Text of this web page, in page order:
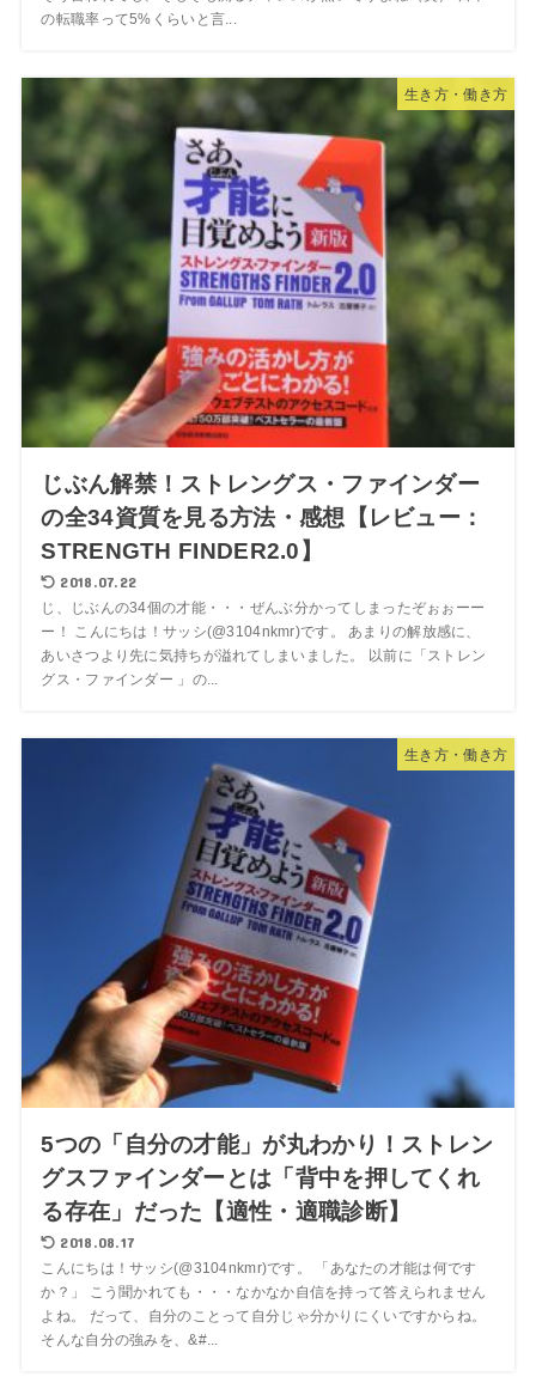
の転職率って5%くらいと言...
生き方・働き方
じぶん解禁！ストレングス・ファインダー
の全34資質を見る方法・感想【レビュー：
STRENGTH FINDER2.0】
2018.07.22
じ、じぶんの34個の才能・・・ぜんぶ分かってしまったぞぉぉーー
ー！ こんにちは！サッシ(@3104nkmr)です。 あまりの解放感に、
あいさつより先に気持ちが溢れてしまいました。 以前に「ストレン
グス・ファインダー 」の...
生き方・働き方
5つの「自分の才能」が丸わかり！ストレン
グスファインダーとは「背中を押してくれ
る存在」だった【適性・適職診断】
2018.08.17
こんにちは！サッシ(@3104nkmr)です。 「あなたの才能は何です
か？」 こう聞かれても・・・なかなか自信を持って答えられません
よね。 だって、自分のことって自分じゃ分かりにくいですからね。
そんな自分の強みを、&#...